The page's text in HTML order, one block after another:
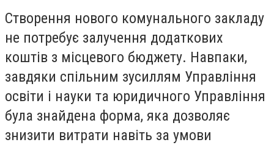
Створення нового комунального закладу
не потребує залучення додаткових
коштів з місцевого бюджету. Навпаки,
завдяки спільним зусиллям Управління
освіти і науки та юридичного Управління
була знайдена форма, яка дозволяє
знизити витрати навіть за умови